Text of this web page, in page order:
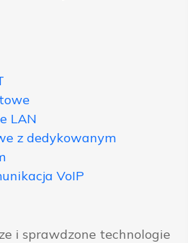
LAN
z dedykowanym
VoIP
i sprawdzone technologie